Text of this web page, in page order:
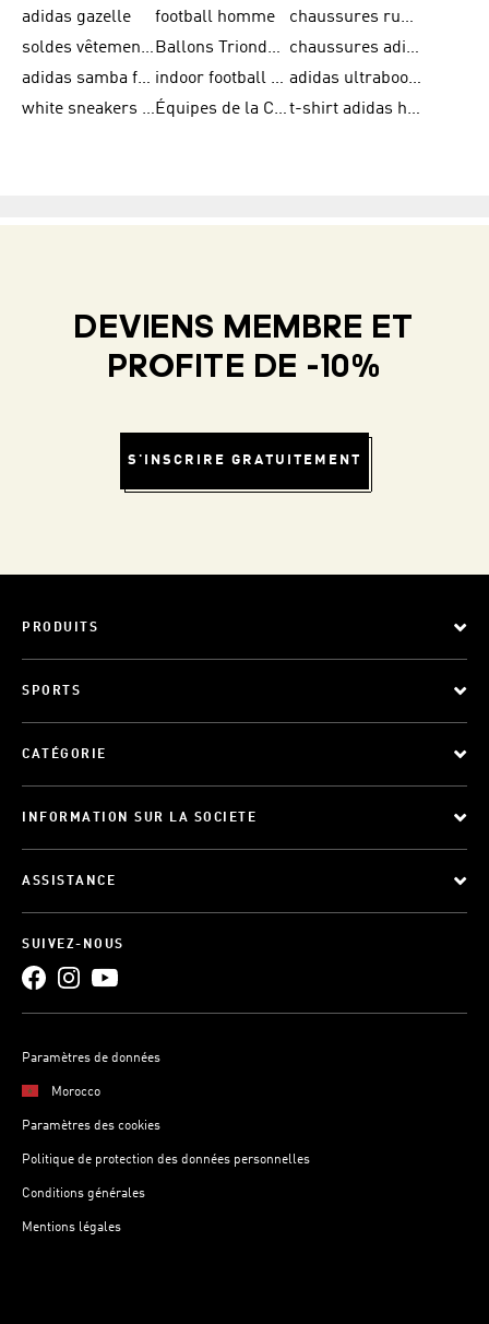
adidas gazelle
football homme
chaussures running adidas
soldes vêtements homme
Ballons Trionda de la Coupe du Monde de la FIFA 26™
chaussures adidas femme
adidas samba femme
indoor football shoes
adidas ultraboost 22
white sneakers adidas
Équipes de la Coupe du Monde de la FIFA 26™ t-shirt adidas homme
DEVIENS MEMBRE ET
PROFITE DE -10%
S'INSCRIRE GRATUITEMENT
PRODUITS
SPORTS
CATÉGORIE
INFORMATION SUR LA SOCIETE
ASSISTANCE
SUIVEZ-NOUS
Paramètres de données
Morocco
Paramètres des cookies
Politique de protection des données personnelles
Conditions générales
Mentions légales